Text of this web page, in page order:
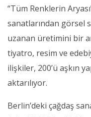
“Tüm Renklerin
sanatlarından görsel
uzanan üretimini bir
tiyatro, resim ve
ilişkiler, 200’ü aşkın
aktarılıyor.
Berlin’deki çağdaş